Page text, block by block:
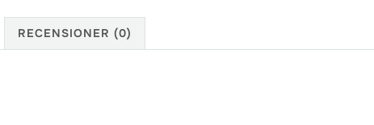
RECENSIONER (0)